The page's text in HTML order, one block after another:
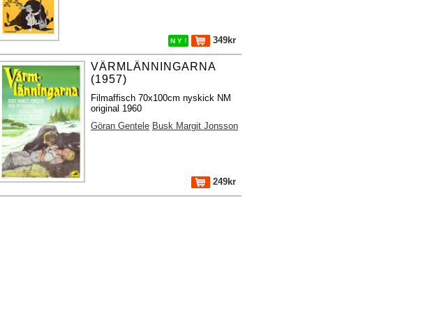
N Y ! 349kr
VÄRMLÄNNINGARNA
(1957)
Filmaffisch 70x100cm nyskick NM
original 1960
Göran Gentele Busk Margit Jonsson
249kr